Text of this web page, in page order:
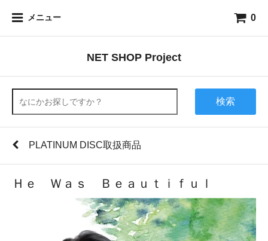
メニュー 0
NET SHOP Project
検索
PLATINUM DISC取扱商品
Ｈｅ Ｗａｓ Ｂｅａｕｔｉｆｕｌ